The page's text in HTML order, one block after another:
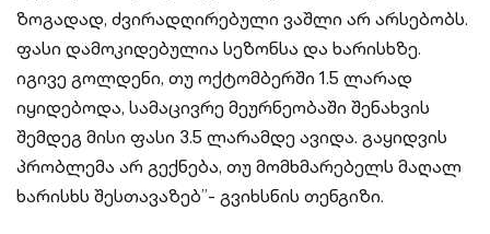
ზოგადად, ძვირადღირებული ვაშლი არ არსებობს.
ფასი დამოკიდებულია სეზონსა და ხარისხზე.
იგივე გოლდენი, თუ ოქტომბერში 1.5 ლარად
იყიდებოდა, სამაცივრე მეურნეობაში შენახვის
შემდეგ მისი ფასი 3.5 ლარამდე ავიდა. გაყიდვის
პრობლემა არ გექნება, თუ მომხმარებელს მაღალ
ხარისხს შესთავაზებ”- გვიხსნის თენგიზი.